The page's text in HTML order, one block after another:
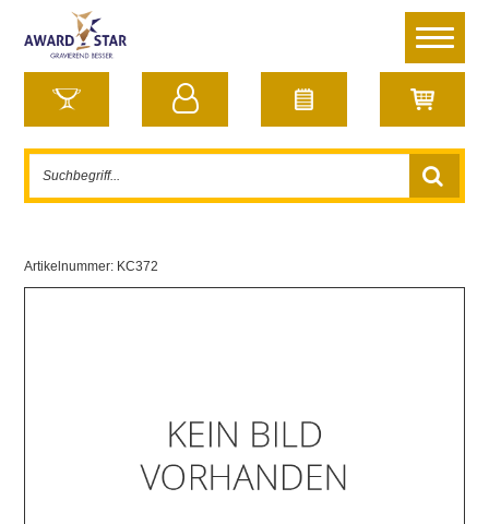
Artikelnummer: KC372